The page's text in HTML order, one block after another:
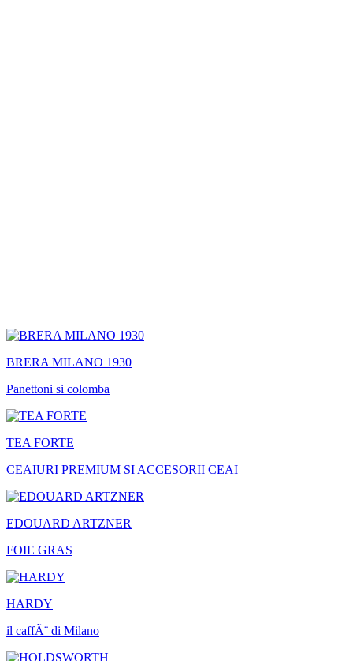
BRERA MILANO 1930
Panettoni si colomba
TEA FORTE
CEAIURI PREMIUM SI ACCESORII CEAI
EDOUARD ARTZNER
FOIE GRAS
HARDY
il caffÃ¨ di Milano